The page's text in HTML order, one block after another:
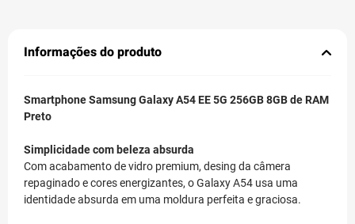
Informações do produto
Smartphone Samsung Galaxy A54 EE 5G 256GB 8GB de RAM
Preto
Simplicidade com beleza absurda
Com acabamento de vidro premium, desing da câmera
repaginado e cores energizantes, o Galaxy A54 usa uma
identidade absurda em uma moldura perfeita e graciosa.